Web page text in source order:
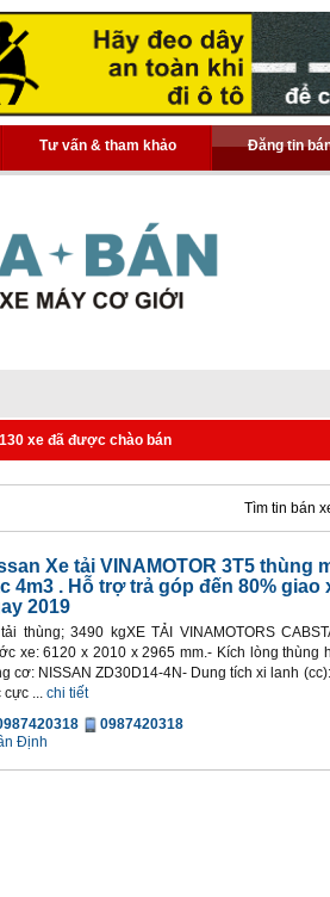
Tư vấn & tham khảo Đăng tin
xe đã được chào bán
Tìm tin bán
Xe tải VINAMOTOR 3T5 thùng
4m3 . Hỗ trợ trả góp đến 80% giao
2019
thùng; 3490 kgXE TẢI VINAMOTORS
xe: 6120 x 2010 x 2965 mm.- Kích lòng thùng
cơ: NISSAN ZD30D14-4N- Dung tích xi lanh
cực ... chi tiết
0987420318
Định